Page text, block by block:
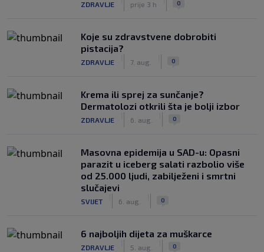
ZDRAVLJE prije 3 h 0
Koje su zdravstvene dobrobiti
pistacija?
ZDRAVLJE 7. aug. 0
Krema ili sprej za sunčanje?
Dermatolozi otkrili šta je bolji izbor
ZDRAVLJE 6. aug. 0
Masovna epidemija u SAD-u: Opasni
parazit u iceberg salati razbolio više
od 25.000 ljudi, zabilježeni i smrtni
slučajevi
SVIJET 6. aug. 0
6 najboljih dijeta za muškarce
ZDRAVLJE 5. aug. 0